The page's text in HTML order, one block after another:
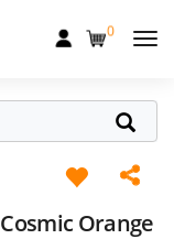
0
Orange